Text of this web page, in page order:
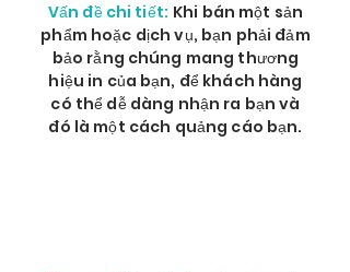
Vấn đề chi tiết: Khi bán một sản
phẩm hoặc dịch vụ, bạn phải đảm
bảo rằng chúng mang thương
hiệu in của bạn, để khách hàng
có thể dễ dàng nhận ra bạn và
đó là một cách quảng cáo bạn.